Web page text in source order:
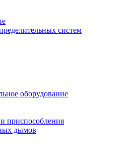
систем
оборудование
приспособления
дымов